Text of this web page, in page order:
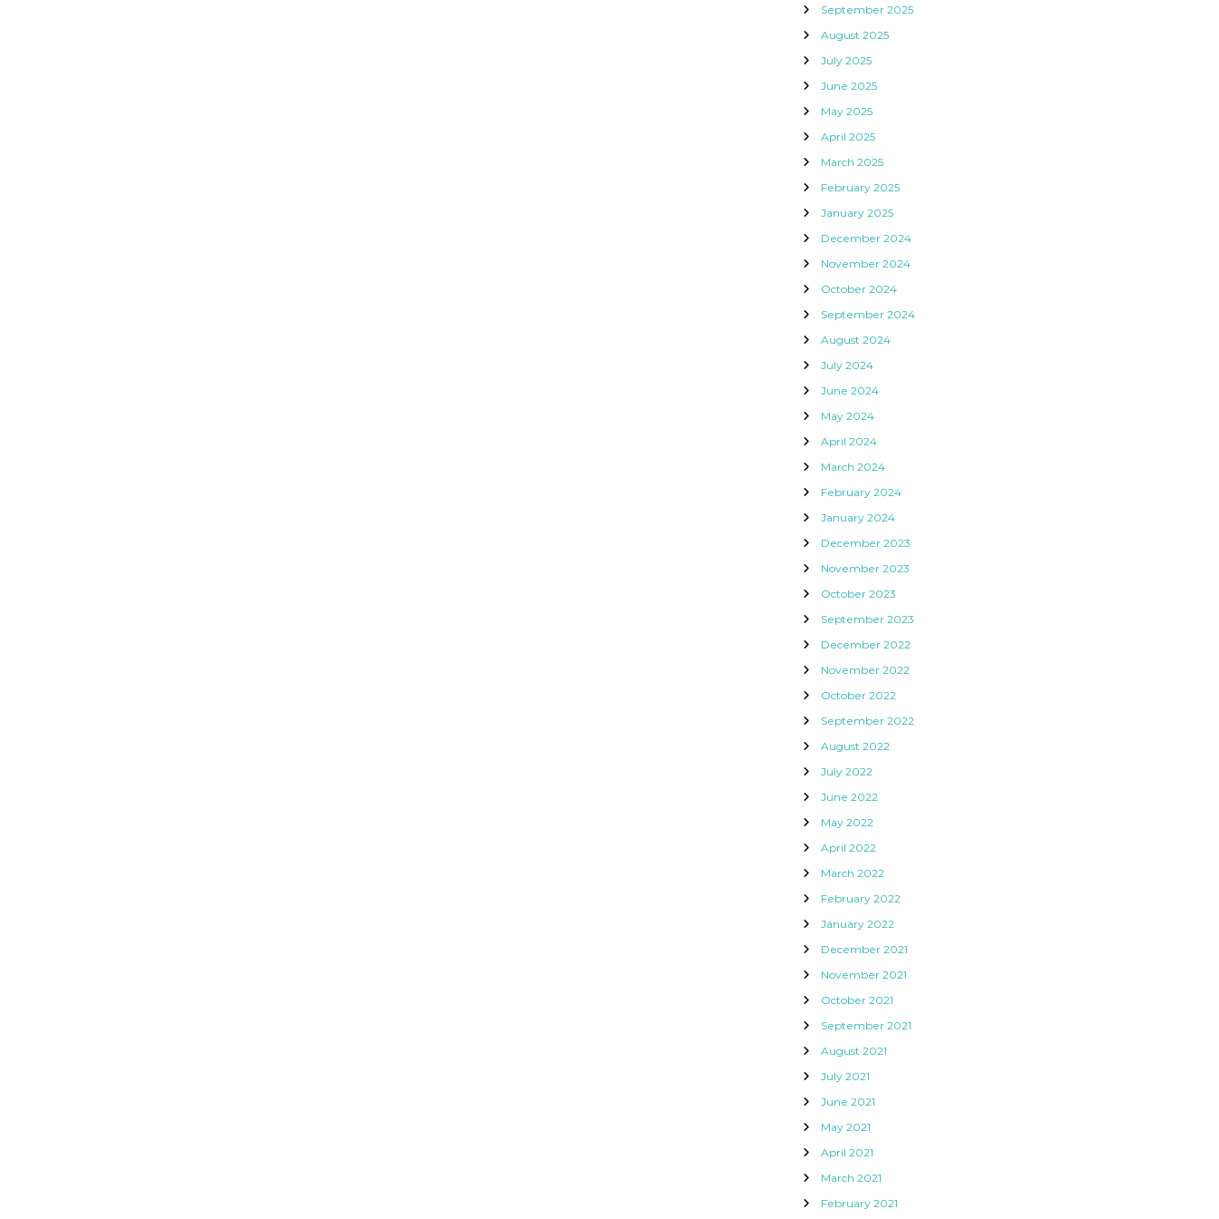
September 2025
August 2025
July 2025
June 2025
May 2025
April 2025
March 2025
February 2025
January 2025
December 2024
November 2024
October 2024
September 2024
August 2024
July 2024
June 2024
May 2024
April 2024
March 2024
February 2024
January 2024
December 2023
November 2023
October 2023
September 2023
December 2022
November 2022
October 2022
September 2022
August 2022
July 2022
June 2022
May 2022
April 2022
March 2022
February 2022
January 2022
December 2021
November 2021
October 2021
September 2021
August 2021
July 2021
June 2021
May 2021
April 2021
March 2021
February 2021